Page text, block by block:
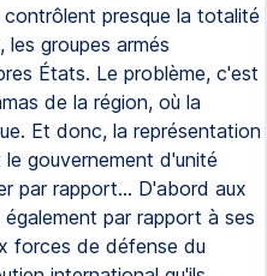
contrôlent presque la totalité
les groupes armés
États. Le problème, c'est
de la région, où la
Et donc, la représentation
gouvernement d'unité
par rapport... D'abord aux
par rapport à ses
forces de défense du